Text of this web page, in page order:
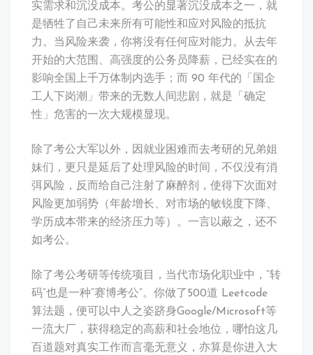
实需求和沉没成本。考公的显著沉没成本之一，就
是牺牲了自己未来所有可能性和应对风险的抵抗
力。当风险来袭，你将没有任何应对能力。从去年
开始的大范围、高强度的公务员降薪，已经实在的
影响全国上千万体制内选手；而 90 年代的「国企
工人下岗潮」带来的无数人间悲剧，就是「确定
性」危害的一次大规模显现。
除了考公大军以外，因就业困难而去考研的兄弟姐
妹们，更只是延后了处理风险的时间，不仅没有消
弭风险，反而给自己注射了麻醉剂，使得下次面对
风险更加弱势（年龄增长、对市场的敏锐度下降、
学历成本带来的经济压力等）。一言以蔽之，还不
如考公。
除了考公考研等传统项目，当代市场化职业中，“转
码”也是一种“赛博考公”。你做了500道 Leetcode
算法题，便可以中人之姿跻身Google/Microsoft等
一流大厂，获得稳定的高薪和社会地位，哪怕这几
百道题对真实工作而言毫无意义，亦算是你进入大